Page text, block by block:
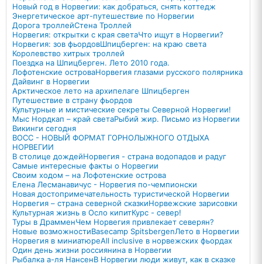
Новый год в Норвегии: как добраться, снять коттедж
Энергетическое арт-путешествие по Норвегии
Дорога троллейСтена Троллей
Норвегия: открытки с края светаЧто ищут в Норвегии?
Норвегия: зов фьордовШпицберген: на краю света
Королевство хитрых троллей
Поездка на Шпицберген. Лето 2010 года.
Лофотенские островаНорвегия глазами русского полярника
Дайвинг в Норвегии
Арктическое лето на архипелаге Шпицберген
Путешествие в страну фьордов
Культурные и мистические секреты Северной Норвегии!
Мыс Нордкап – край светаРыбий жир. Письмо из Норвегии
Викинги сегодня
ВОСС - НОВЫЙ ФОРМАТ ГОРНОЛЫЖНОГО ОТДЫХА
НОРВЕГИИ
В столице дождейНорвегия - страна водопадов и радуг
Самые интересные факты о Норвегии
Своим ходом – на Лофотенские острова
Елена Лесманавичус - Норвегия по-чемпионски
Новая достопримечательность туристической Норвегии
Норвегия – страна северной сказкиНорвежские зарисовки
Культурная жизнь в Осло кипитКурс - север!
Туры в ДрамменЧем Норвегия привлекает северян?
Новые возможностиBasecamp SpitsbergenЛето в Норвегии
Норвегия в миниатюреAll inclusive в норвежских фьордах
Один день жизни россиянина в Норвегии
Рыбалка а-ля НансенВ Норвегии люди живут, как в сказке